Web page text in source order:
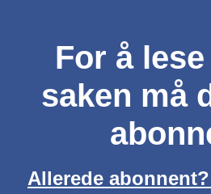
For å
saken må
Allerede